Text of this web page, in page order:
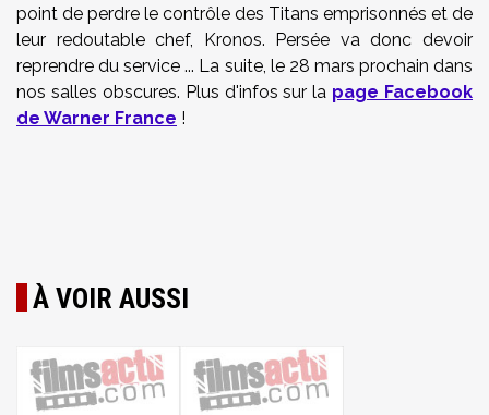
point de perdre le contrôle des Titans emprisonnés et de
leur redoutable chef, Kronos. Persée va donc devoir
reprendre du service ... La suite, le 28 mars prochain dans
nos salles obscures. Plus d'infos sur la page Facebook
de Warner France !
À VOIR AUSSI